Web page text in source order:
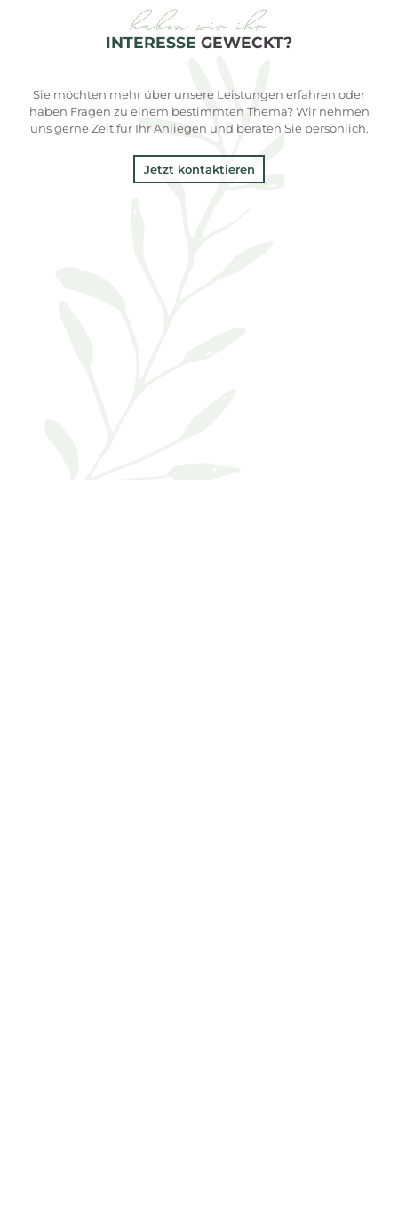
haben wir ihr
INTERESSE GEWECKT?
Sie möchten mehr über unsere Leistungen erfahren oder
haben Fragen zu einem bestimmten Thema? Wir nehmen
uns gerne Zeit für Ihr Anliegen und beraten Sie persönlich.
Jetzt kontaktieren